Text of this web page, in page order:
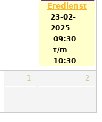
Eredienst
23-02-
2025
09:30
t/m
10:30
1 2